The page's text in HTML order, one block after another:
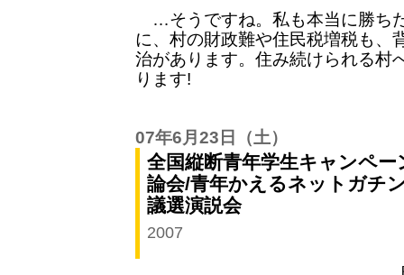
…そうですね。私も本当に勝ち
に、村の財政難や住民税増税も、
治があります。住み続けられる村
ります!
07年6月23日 （土）
全国縦断青年学生キャンペ
論会/青年かえるネットガチ
議選演説会
2007